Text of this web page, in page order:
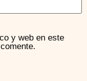
y web en este